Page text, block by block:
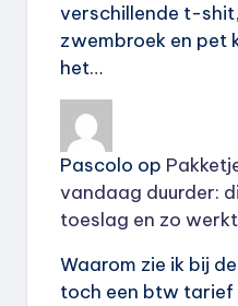
verschillende t-shit,
zwembroek en pet
het…
Pascolo op
vandaag duurder:
toeslag en zo
Waarom zie ik bij
toch een btw tarief